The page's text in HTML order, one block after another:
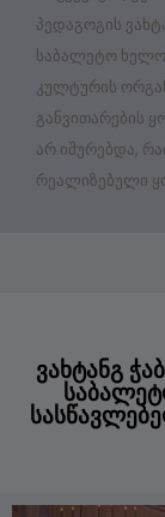
პედაგოგის
საბალეტო
კულტურის
განვითარების
არ იშურებდა,
რეალიზებული
ვახტანგ